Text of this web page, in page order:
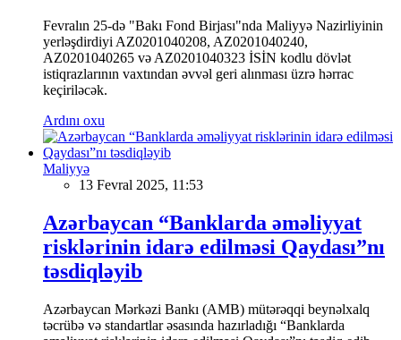
Fevralın 25-də "Bakı Fond Birjası"nda Maliyyə Nazirliyinin
yerləşdirdiyi AZ0201040208, AZ0201040240,
AZ0201040265 və AZ0201040323 İSİN kodlu dövlət
istiqrazlarının vaxtından əvvəl geri alınması üzrə hərrac
keçiriləcək.
Ardını oxu
Maliyyə
13 Fevral 2025, 11:53
Azərbaycan “Banklarda əməliyyat
risklərinin idarə edilməsi Qaydası”nı
təsdiqləyib
Azərbaycan Mərkəzi Bankı (AMB) mütərəqqi beynəlxalq
təcrübə və standartlar əsasında hazırladığı “Banklarda